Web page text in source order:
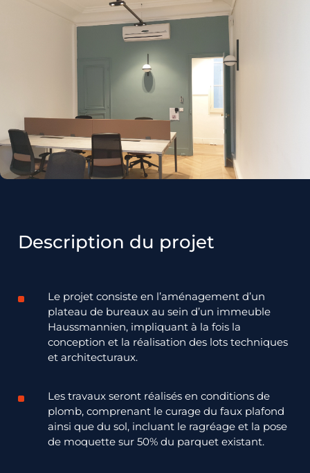
Description du projet
Le projet consiste en l’aménagement d’un
plateau de bureaux au sein d’un immeuble
Haussmannien, impliquant à la fois la
conception et la réalisation des lots techniques
et architecturaux.
Les travaux seront réalisés en conditions de
plomb, comprenant le curage du faux plafond
ainsi que du sol, incluant le ragréage et la pose
de moquette sur 50% du parquet existant.